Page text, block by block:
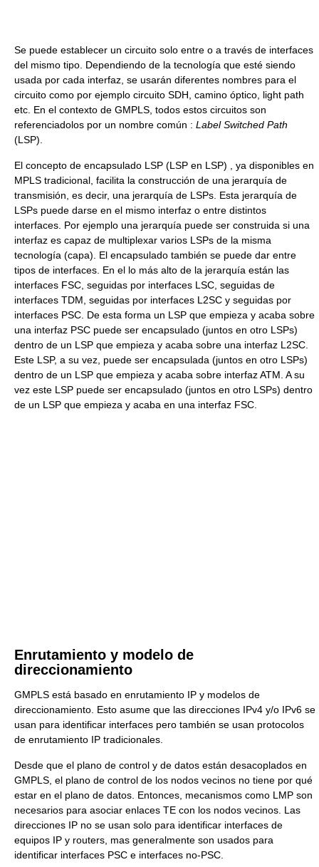
Se puede establecer un circuito solo entre o a través de interfaces
del mismo tipo. Dependiendo de la tecnología que esté siendo
usada por cada interfaz, se usarán diferentes nombres para el
circuito como por ejemplo circuito SDH, camino óptico, light path
etc. En el contexto de GMPLS, todos estos circuitos son
referenciadolos por un nombre común : Label Switched Path
(LSP).
El concepto de encapsulado LSP (LSP en LSP) , ya disponibles en
MPLS tradicional, facilita la construcción de una jerarquía de
transmisión, es decir, una jerarquía de LSPs. Esta jerarquía de
LSPs puede darse en el mismo interfaz o entre distintos
interfaces. Por ejemplo una jerarquía puede ser construida si una
interfaz es capaz de multiplexar varios LSPs de la misma
tecnología (capa). El encapsulado también se puede dar entre
tipos de interfaces. En el lo más alto de la jerarquía están las
interfaces FSC, seguidas por interfaces LSC, seguidas de
interfaces TDM, seguidas por interfaces L2SC y seguidas por
interfaces PSC. De esta forma un LSP que empieza y acaba sobre
una interfaz PSC puede ser encapsulado (juntos en otro LSPs)
dentro de un LSP que empieza y acaba sobre una interfaz L2SC.
Este LSP, a su vez, puede ser encapsulada (juntos en otro LSPs)
dentro de un LSP que empieza y acaba sobre interfaz ATM. A su
vez este LSP puede ser encapsulado (juntos en otro LSPs) dentro
de un LSP que empieza y acaba en una interfaz FSC.
Enrutamiento y modelo de
direccionamiento
GMPLS está basado en enrutamiento IP y modelos de
direccionamiento. Esto asume que las direcciones IPv4 y/o IPv6 se
usan para identificar interfaces pero también se usan protocolos
de enrutamiento IP tradicionales.
Desde que el plano de control y de datos están desacoplados en
GMPLS, el plano de control de los nodos vecinos no tiene por qué
estar en el plano de datos. Entonces, mecanismos como LMP son
necesarios para asociar enlaces TE con los nodos vecinos. Las
direcciones IP no se usan solo para identificar interfaces de
equipos IP y routers, mas generalmente son usados para
identificar interfaces PSC e interfaces no-PSC.